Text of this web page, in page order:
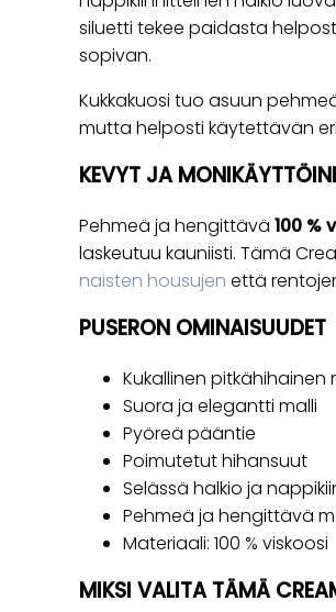
siluetti tekee paidasta
sopivan.
Kukkakuosi tuo asuun
mutta helposti käytettävän
KEVYT JA
Pehmeä ja hengittävä 100 %
laskeutuu kauniisti. Tämä
naisten housujen että
PUSERON OMINAISUUDET
Kukallinen pitkähihainen
Suora ja elegantti malli
Pyöreä pääntie
Poimutetut hihansuut
Selässä halkio ja
Pehmeä ja hengittävä
Materiaali: 100 % viskoosi
MIKSI VALITA TÄMÄ